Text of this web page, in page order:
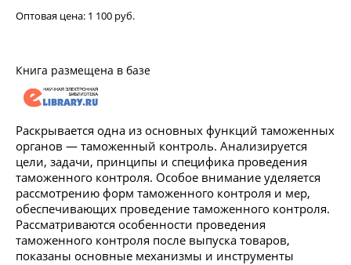
Оптовая цена: 1 100 руб.
Книга размещена в базе
Раскрывается одна из основных функций таможенных
органов — таможенный контроль. Анализируется
цели, задачи, принципы и специфика проведения
таможенного контроля. Особое внимание уделяется
рассмотрению форм таможенного контроля и мер,
обеспечивающих проведение таможенного контроля.
Рассматриваются особенности проведения
таможенного контроля после выпуска товаров,
показаны основные механизмы и инструменты